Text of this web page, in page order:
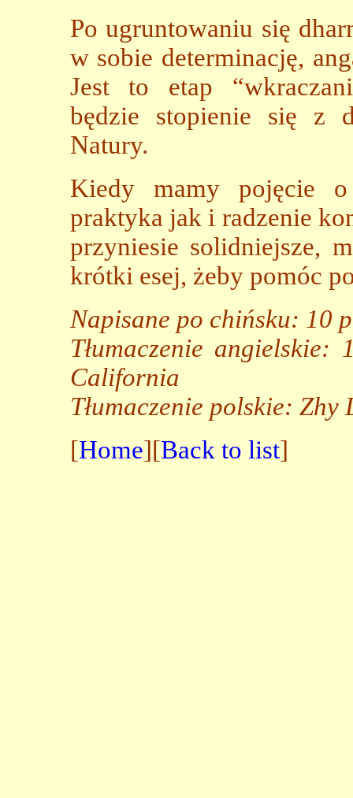
Po ugruntowaniu się
w sobie determinację,
Jest to etap
będzie stopienie się z
Natury.
Kiedy mamy pojęcie o
praktyka jak i radzenie
przyniesie solidniejsze,
krótki esej, żeby pomóc
Napisane po chińsku: 10
Tłumaczenie
California
Tłumaczenie polskie:
[Home][Back to list]